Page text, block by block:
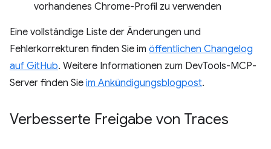
vorhandenes Chrome-Profil zu verwenden
Eine vollständige Liste der Änderungen und
Fehlerkorrekturen finden Sie im öffentlichen Changelog
auf GitHub. Weitere Informationen zum DevTools-MCP-
Server finden Sie im Ankündigungsblogpost.
Verbesserte Freigabe von Traces